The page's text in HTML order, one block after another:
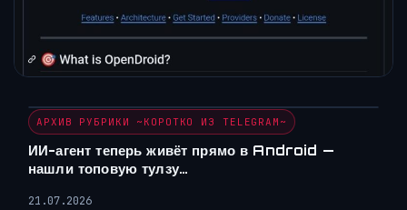
АРХИВ РУБРИКИ ~КОРОТКО ИЗ TELEGRAM~
ИИ-агент теперь живёт прямо в Android —
нашли топовую тулзу…
21.07.2026